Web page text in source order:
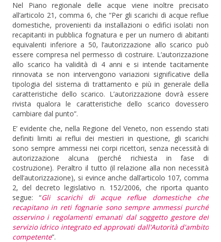
Nel Piano regionale delle acque viene inoltre precisato
all’articolo 21, comma 6, che “Per gli scarichi di acque reflue
domestiche, provenienti da installazioni o edifici isolati non
recapitanti in pubblica fognatura e per un numero di abitanti
equivalenti inferiore a 50, l’autorizzazione allo scarico può
essere compresa nel permesso di costruire. L’autorizzazione
allo scarico ha validità di 4 anni e si intende tacitamente
rinnovata se non intervengono variazioni significative della
tipologia del sistema di trattamento e più in generale della
caratteristiche dello scarico. L’autorizzazione dovrà essere
rivista qualora le caratteristiche dello scarico dovessero
cambiare dal punto”.
E’ evidente che, nella Regione del Veneto, non essendo stati
definiti limiti ai reflui dei mestieri in questione, gli scarichi
sono sempre ammessi nei corpi ricettori, senza necessità di
autorizzazione alcuna (perché richiesta in fase di
costruzione). Peraltro il tutto (il relazione alla non necessità
dell’autorizzazione), si evince anche dall’articolo 107, comma
2, del decreto legislativo n. 152/2006, che riporta quanto
segue: “Gli scarichi di acque reflue domestiche che
recapitano in reti fognarie sono sempre ammessi purché
osservino i regolamenti emanati dal soggetto gestore del
servizio idrico integrato ed approvati dall'Autorità d'ambito
competente”.